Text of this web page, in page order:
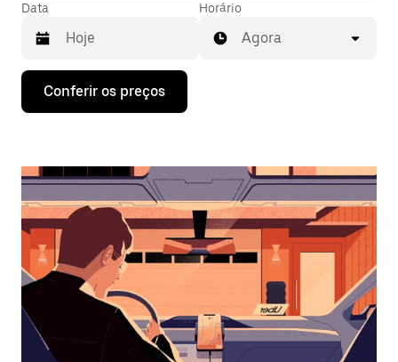
Data
Pressione
seta
interagir
o
calendário
selecionar
uma
data.
Pressione
a
tecla
“ESC”
Horário
Agora
Conferir os preços